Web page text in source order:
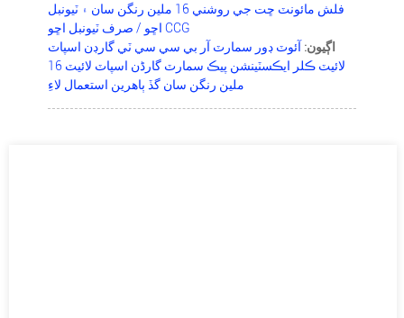
فلش مائونٽ ڇت جي روشني 16 ملين رنگن سان ۽ ٽيونبل
اڇو / صرف ٽيونبل اڇو CCG
اڳيون: آئوٽ ڊور سمارٽ آر بي سي سي ٽي گارڊن اسپاٽ
لائيٽ ڪلر ايڪسٽينشن پيڪ سمارٽ گارڈن اسپاٽ لائيٽ 16
ملين رنگن سان گڏ ٻاهرين استعمال لاءِ